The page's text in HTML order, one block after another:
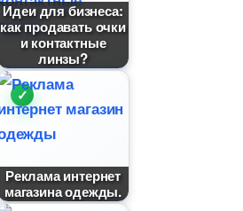
Идеи для бизнеса:
как продавать очки
и контактные
линзы?
Реклама интернет
магазина одежды.